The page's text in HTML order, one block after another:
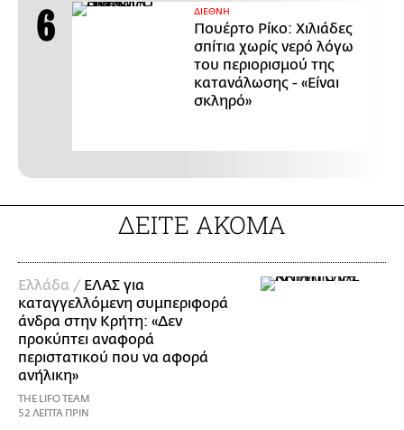
ΔΙΕΘΝΗ
Πουέρτο Ρίκο: Χιλιάδες
σπίτια χωρίς νερό λόγω
του περιορισμού της
κατανάλωσης - «Είναι
σκληρό»
ΔΕΙΤΕ ΑΚΟΜΑ
Ελλάδα / ΕΛΑΣ για
καταγγελλόμενη συμπεριφορά
άνδρα στην Κρήτη: «Δεν
προκύπτει αναφορά
περιστατικού που να αφορά
ανήλικη»
THE LIFO TEAM
52 ΛΕΠΤΑ ΠΡΙΝ